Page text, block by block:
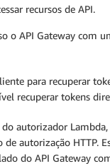
recursos de API.
o API Gateway com
para recuperar
recuperar tokens
autorizador
autorização HTTP.
do API Gateway